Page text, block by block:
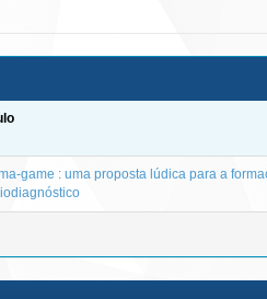
game : uma proposta lúdica para a